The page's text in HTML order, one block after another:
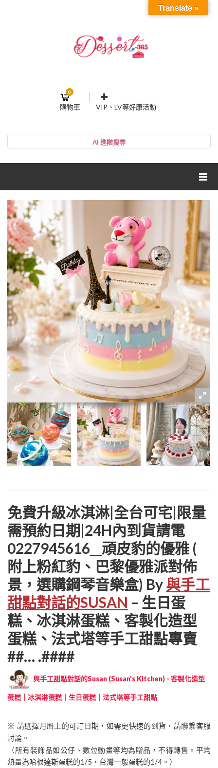
0
購物車 VIP、LV等好康活動
帳號
記住我
忘記密碼 註冊
網紅媽咪蛋糕心得分享
粉絲好康
加入甜點廚師接單平台
免費升級冰淇淋|全台可宅|限量
需預約日期|24H內到貨請電
0227945616__頑皮豹的優雅 (
附上粉紅豹、巴黎優雅派對佈
景，選購鋼琴音樂盒) By與手工
甜點對話的SUSAN – 生日蛋
糕、冰淇淋蛋糕、客製化造型
蛋糕、法式塔等手工甜點專賣
##… .####
與手工甜點對話的Susan (Susan's Kitchen) - 客製化造型
蛋糕｜冰淇淋蛋糕｜生日蛋糕｜法式塔等手工甜點
※ 請選擇月曆上的可訂日期，如需更快速的到貨，請聯繫客服
討論。
（所有裝飾品如公仔、數位動畫等均為贈品，不得轉售。平均
熱量為哈根達斯蛋糕的1/5，台灣一般蛋糕的1/4。）
Translate »